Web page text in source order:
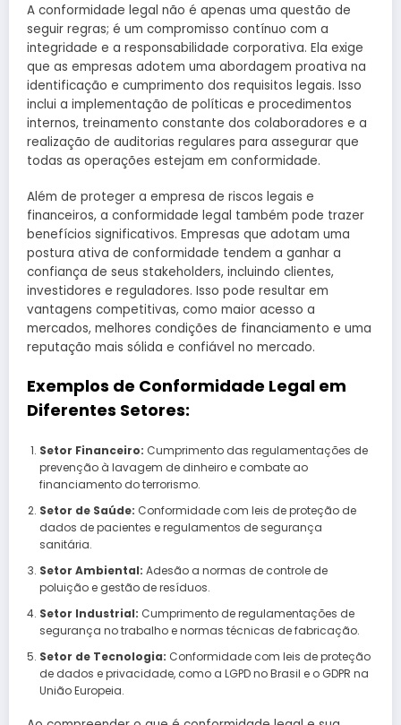
A conformidade legal não é apenas uma questão de
seguir regras; é um compromisso contínuo com a
integridade e a responsabilidade corporativa. Ela exige
que as empresas adotem uma abordagem proativa na
identificação e cumprimento dos requisitos legais. Isso
inclui a implementação de políticas e procedimentos
internos, treinamento constante dos colaboradores e a
realização de auditorias regulares para assegurar que
todas as operações estejam em conformidade.
Além de proteger a empresa de riscos legais e
financeiros, a conformidade legal também pode trazer
benefícios significativos. Empresas que adotam uma
postura ativa de conformidade tendem a ganhar a
confiança de seus stakeholders, incluindo clientes,
investidores e reguladores. Isso pode resultar em
vantagens competitivas, como maior acesso a
mercados, melhores condições de financiamento e uma
reputação mais sólida e confiável no mercado.
Exemplos de Conformidade Legal em
Diferentes Setores:
Setor Financeiro: Cumprimento das regulamentações de
prevenção à lavagem de dinheiro e combate ao
financiamento do terrorismo.
Setor de Saúde: Conformidade com leis de proteção de
dados de pacientes e regulamentos de segurança
sanitária.
Setor Ambiental: Adesão a normas de controle de
poluição e gestão de resíduos.
Setor Industrial: Cumprimento de regulamentações de
segurança no trabalho e normas técnicas de fabricação.
Setor de Tecnologia: Conformidade com leis de proteção
de dados e privacidade, como a LGPD no Brasil e o GDPR na
União Europeia.